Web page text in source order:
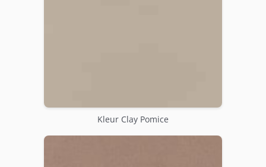
Kleur Clay Pomice